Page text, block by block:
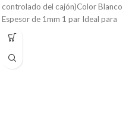
controlado del cajón)Color Blanco
Espesor de 1mm 1 par Ideal para
cajones,